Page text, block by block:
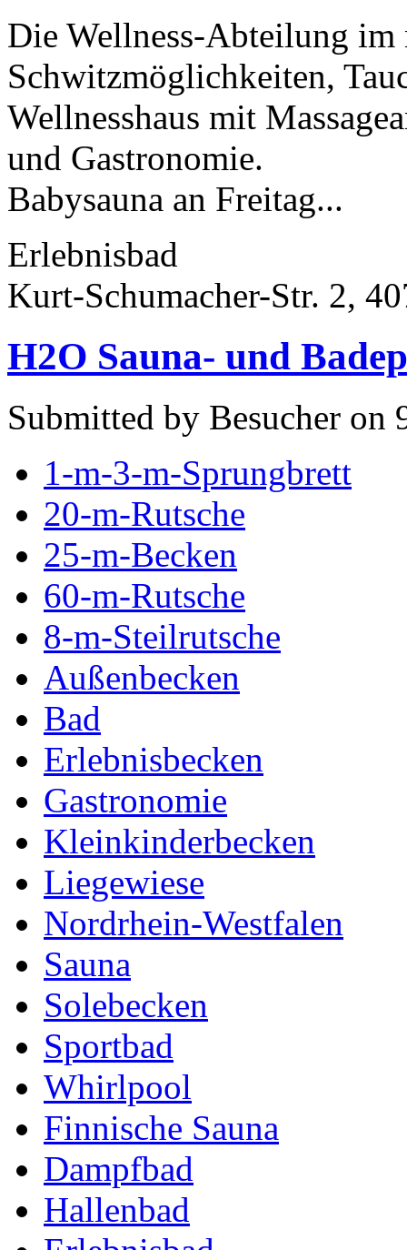
Die Wellness-Abteilung im
Schwitzmöglichkeiten,
Wellnesshaus mit
und Gastronomie.
Babysauna an Freitag...
Erlebnisbad
Kurt-Schumacher-Str. 2,
H2O Sauna- und
Submitted by Besucher on
1-m-3-m-Sprungbrett
20-m-Rutsche
25-m-Becken
60-m-Rutsche
8-m-Steilrutsche
Außenbecken
Bad
Erlebnisbecken
Gastronomie
Kleinkinderbecken
Liegewiese
Nordrhein-Westfalen
Sauna
Solebecken
Sportbad
Whirlpool
Finnische Sauna
Dampfbad
Hallenbad